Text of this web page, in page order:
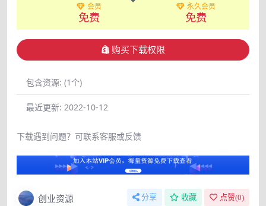
会员
免费
永久会员
免费
购买下载权限
包含资源: (1个)
最近更新: 2022-10-12
下载遇到问题？可联系客服或反馈
创业资源 分享 收藏 点赞(0)